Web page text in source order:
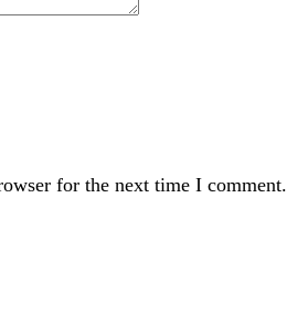
for the next time I comment.